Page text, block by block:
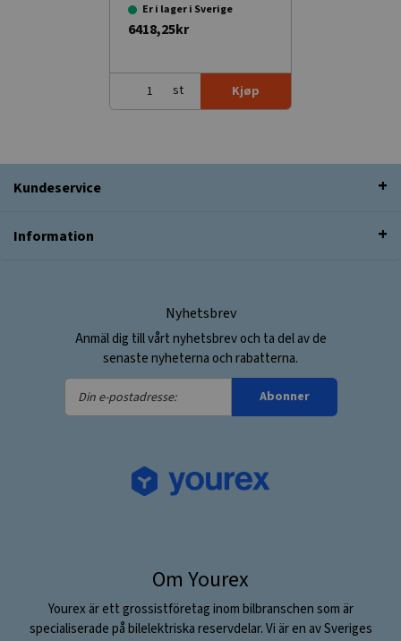
Er i lager i Sverige
6418,25kr
st Kjøp
Kundeservice
Information
Nyhetsbrev
Anmäl dig till vårt nyhetsbrev och ta del av de
senaste nyheterna och rabatterna.
Din
e-
Abonner
Om Yourex
Yourex är ett grossistföretag inom bilbranschen som är
specialiserade på bilelektriska reservdelar. Vi är en av Sveriges